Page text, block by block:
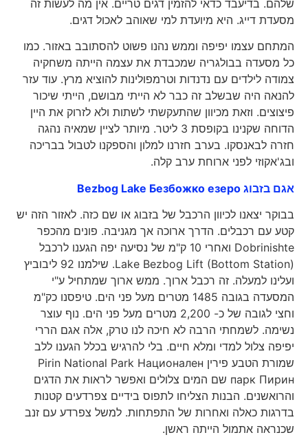
שלהם. בדיעבד כדאי להזמין דגים טריים. אין מה לעשות זה
מסעדת דייג. היא מיועדת למי שאוהב לאכול דגים.
המתחם עצמו יפיפה וממש נהנו פשוט להסתובב באזור. כמו
כל מסעדה בבולגריה שמכבדת את עצמה הייתה משחקיה
צמודה לילדים עם נדנדות וטרמפולינות להוציא מרץ. עוד עזר
להנאה היה שבשלב זה כבר לא הייתי מבושם, הייתי שיכור
פיצוצים. וזאת מכיוון שהתעקשתי לשתות ולא לזרוק את היין
הדוחה שקנינו בקופסת 3 ליטר. מיותר לציין שמאיה נהגה
חזרה לבאנסקו. בערב חזרנו למלון והספקנו לטבול בבריכה
ובג'אקוזי לפני ארוחת ערב קלה.
אגם בזבוג Bezbog Lake Безбожко езеро
בבוקר יצאנו לכיוון הרכבל של בזבוג או שם כזה. לאזור הזה יש
קטע עם רכבלים. הדרך ארוכה אך מגניבה. פונים מהכפר
Dobrinishte ואחרי 10 ק"מ של נסיעה יפה הגענו לרכבל
Lake Bezbog Lift (Bottom Station). שילמנו 92 ליבוביץ
ועלינו למעלה. זה רכבל ארוך. ממש ארוך שמתחיל ע"י
המסעדה בגובה 1485 מטרים מעל פני הים. טיפסנו כק"מ
וחצי לגובה של כ- 2,200 מטרים מעל פני הים. נוף עוצר
נשימה. לשמחתי הרבה לא חיכה לנו טרק, אלה אגם הררי
יפיפה צלול למדי ומלא חיים. בלי להרגיש בכלל הגענו ללב
שמורת הטבע פירין Pirin National Park Национален
парк Пирин שם המים צלולים ואפשר לראות את הדגים
והרואשנים. הבנות הצליחו לתפוס בידיים צפרדעים קטנות
בדרגות כאלה ואחרות של התפתחות. למשל צפרדע עם זנב
שכנראה אתמול הייתה ראשן.